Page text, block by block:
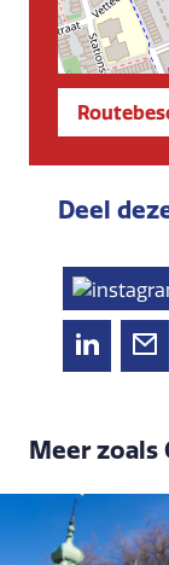
Deel
Meer zoals